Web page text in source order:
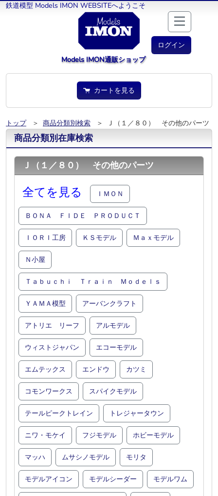
鉄道模型 Models IMON WEBSITEへようこそ
ログイン
Models IMON通販ショップ
カートを見る
トップ ＞ 商品分類別検索 ＞ Ｊ（１／８０） その他のパーツ
商品分類別在庫検索
Ｊ（１／８０） その他のパーツ
全てを見る ＩＭＯＮ
ＢＯＮＡ ＦＩＤＥ ＰＲＯＤＵＣＴ
ＩＯＲＩ工房 ＫＳモデル Ｍａｘモデル
Ｎ小屋
Ｔａｂｕｃｈｉ Ｔｒａｉｎ Ｍｏｄｅｌｓ
ＹＡＭＡ模型 アーバンクラフト
アトリエ リーフ アルモデル
ウィストジャパン エコーモデル
エムテックス エンドウ カツミ
コモンワークス スパイクモデル
テールピークトレイン トレジャータウン
ニワ・モケイ フジモデル ホビーモデル
マッハ ムサシノモデル モリタ
モデルアイコン モデルシーダー モデルワム